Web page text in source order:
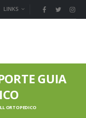
LINKS
GUIA
ORTOPEDICO